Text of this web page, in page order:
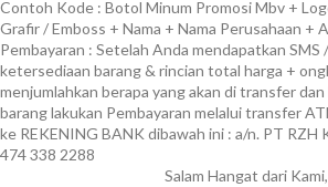
Contoh Kode : Botol Minum Promosi Mbv +
Grafir / Emboss + Nama + Nama Perusahaan +
Pembayaran : Setelah Anda mendapatkan
ketersediaan barang & rincian total harga +
menjumlahkan berapa yang akan di transfer
barang lakukan Pembayaran melalui transfer
ke REKENING BANK dibawah ini : a/n. PT RZH
474 338 2288
Salam Hangat dari Kami,